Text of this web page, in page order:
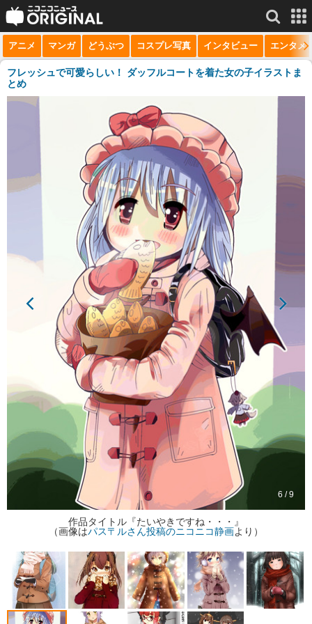
サービス一覧 もっと見る
niconico
動画
チャンネル
アニメ マンガ どうぶつ コスプレ写真 インタビュー エンタメ
フレッシュで可愛らしい！ ダッフルコートを着た女の子イラストま
とめ
6 / 9
作品タイトル『たいやきですね・・・』
（画像はパス〒ルさん投稿のニコニコ静画より）